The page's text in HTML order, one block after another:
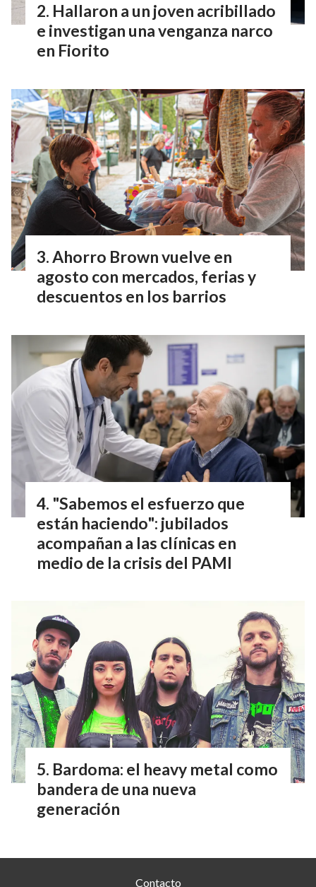
Hallaron a un joven acribillado
e investigan una venganza narco
en Fiorito
Ahorro Brown vuelve en
agosto con mercados, ferias y
descuentos en los barrios
"Sabemos el esfuerzo que
están haciendo": jubilados
acompañan a las clínicas en
medio de la crisis del PAMI
Bardoma: el heavy metal como
bandera de una nueva
generación
Contacto